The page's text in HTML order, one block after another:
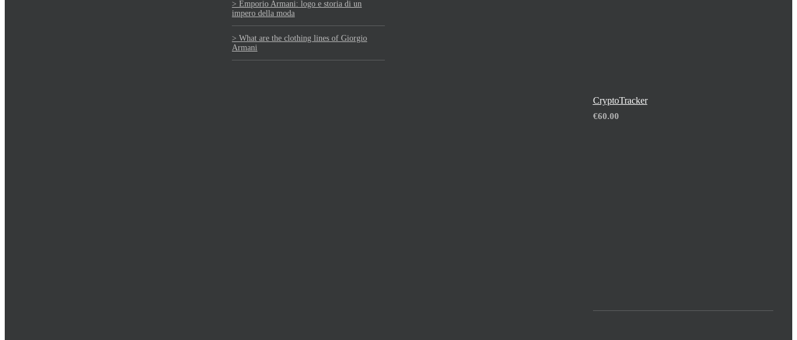
> Emporio Armani: logo e storia di un
impero della moda
> What are the clothing lines of Giorgio
Armani
CryptoTracker
€60.00